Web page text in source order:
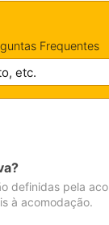
Frequentes
definidas pela
à acomodação.